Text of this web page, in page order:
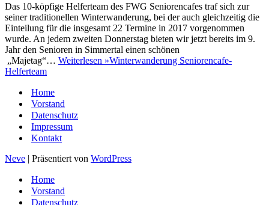
Das 10-köpfige Helferteam des FWG Seniorencafes traf sich zur
seiner traditionellen Winterwanderung, bei der auch gleichzeitig die
Einteilung für die insgesamt 22 Termine in 2017 vorgenommen
wurde. An jedem zweiten Donnerstag bieten wir jetzt bereits im 9.
Jahr den Senioren in Simmertal einen schönen
„Majetag“… Weiterlesen »Winterwanderung Seniorencafe-
Helferteam
Home
Vorstand
Datenschutz
Impressum
Kontakt
Neve | Präsentiert von WordPress
Home
Vorstand
Datenschutz